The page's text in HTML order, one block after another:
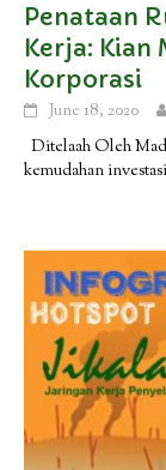
Penataan
Kerja:
Korporasi
June 18, 2020
Ditelaah Oleh
kemudahan